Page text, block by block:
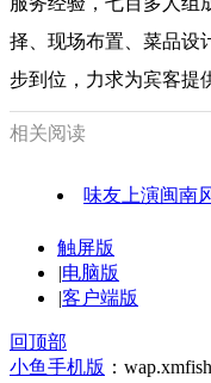
择、现场布置、菜品设
步到位，力求为宾客提
相关阅读
味友上演闽南
触屏版
|电脑版
|客户端版
回顶部
小鱼手机版 ：